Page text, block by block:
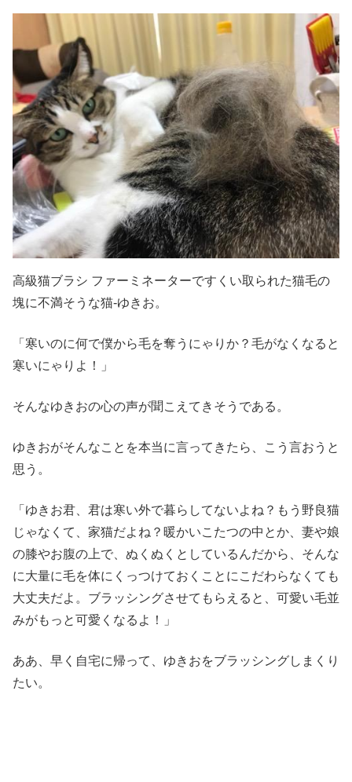
高級猫ブラシ ファーミネーターですくい取られた猫毛の
塊に不満そうな猫-ゆきお。
「寒いのに何で僕から毛を奪うにゃりか？毛がなくなると
寒いにゃりよ！」
そんなゆきおの心の声が聞こえてきそうである。
ゆきおがそんなことを本当に言ってきたら、こう言おうと
思う。
「ゆきお君、君は寒い外で暮らしてないよね？もう野良猫
じゃなくて、家猫だよね？暖かいこたつの中とか、妻や娘
の膝やお腹の上で、ぬくぬくとしているんだから、そんな
に大量に毛を体にくっつけておくことにこだわらなくても
大丈夫だよ。ブラッシングさせてもらえると、可愛い毛並
みがもっと可愛くなるよ！」
ああ、早く自宅に帰って、ゆきおをブラッシングしまくり
たい。